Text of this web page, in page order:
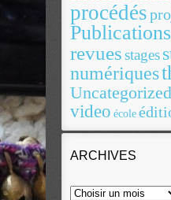
procédés
Publications
revuesstages
numériques
Uncategorized
video école
ARCHIVES